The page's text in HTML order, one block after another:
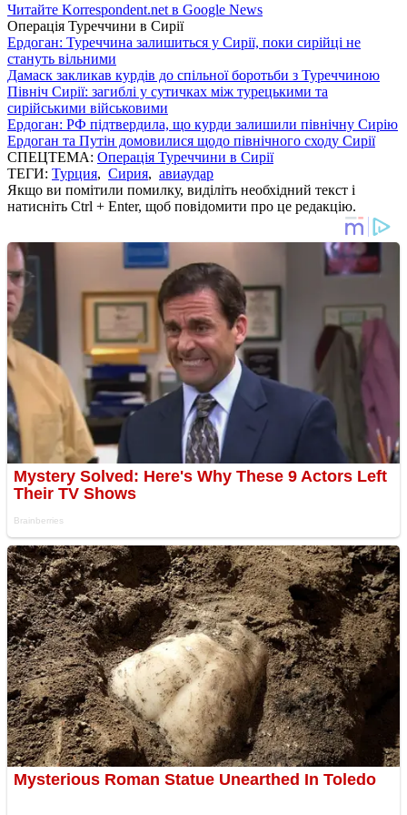
Читайте Korrespondent.net в Google News
Операція Туреччини в Сирії
Ердоган: Туреччина залишиться у Сирії, поки сирійці не
стануть вільними
Дамаск закликав курдів до спільної боротьби з Туреччиною
Північ Сирії: загиблі у сутичках між турецькими та
сирійськими військовими
Ердоган: РФ підтвердила, що курди залишили північну Сирію
Ердоган та Путін домовилися щодо північного сходу Сирії
СПЕЦТЕМА: Операція Туреччини в Сирії
ТЕГИ: Турция, Сирия, авиаудар
Якщо ви помітили помилку, виділіть необхідний текст і
натисніть Ctrl + Enter, щоб повідомити про це редакцію.